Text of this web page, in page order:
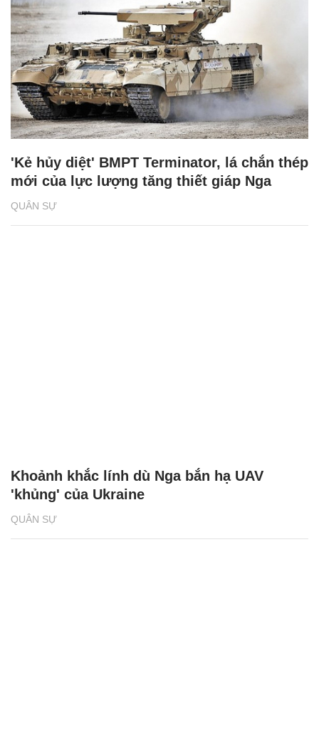
QUÂN SỰ
'Kẻ hủy diệt' BMPT Terminator, lá chắn thép
mới của lực lượng tăng thiết giáp Nga
QUÂN SỰ
Khoảnh khắc lính dù Nga bắn hạ UAV
'khủng' của Ukraine